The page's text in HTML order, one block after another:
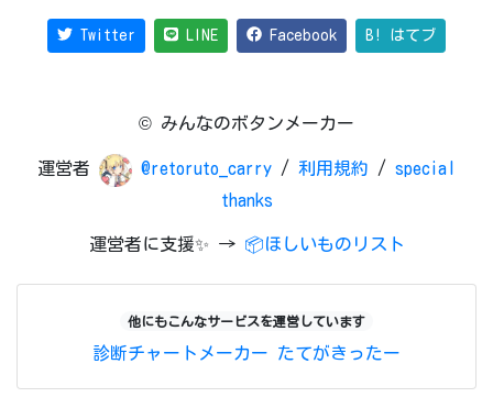
Twitter LINE Facebook B! はてブ
© みんなのボタンメーカー
運営者 @retoruto_carry / 利用規約 / special
thanks
運営者に支援✨ → 📦ほしいものリスト
他にもこんなサービスを運営しています
診断チャートメーカー たてがきったー